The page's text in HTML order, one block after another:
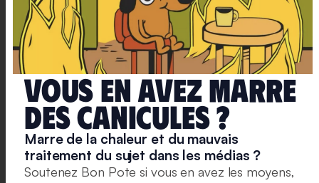
2/ Redirection de la responsabilité vers
l’individu
Alors que l’utilisation de la technologie/iPhone/X est un
problème systémique, on pointe du doigt l’individu
et son hypocrisie. En d’autres termes, au lieu de faire
porter la responsabilité au système et de
Vous en avez marre
deS caniculeS ?
Marre de la chaleur et du mauvais
traitement du sujet dans les médias ?
Soutenez Bon Pote si vous en avez les moyens,